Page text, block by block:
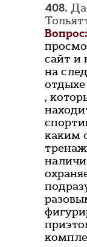
408.
Вопрос:
сайт и
на
,
каким